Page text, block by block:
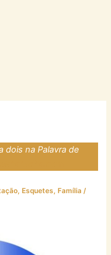
dois na Palavra de
, Esquetes, Família /